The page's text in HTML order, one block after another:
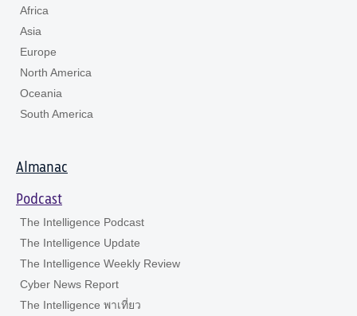
Africa
Asia
Europe
North America
Oceania
South America
Almanac
Podcast
The Intelligence Podcast
The Intelligence Update
The Intelligence Weekly Review
Cyber News Report
The Intelligence พาเที่ยว